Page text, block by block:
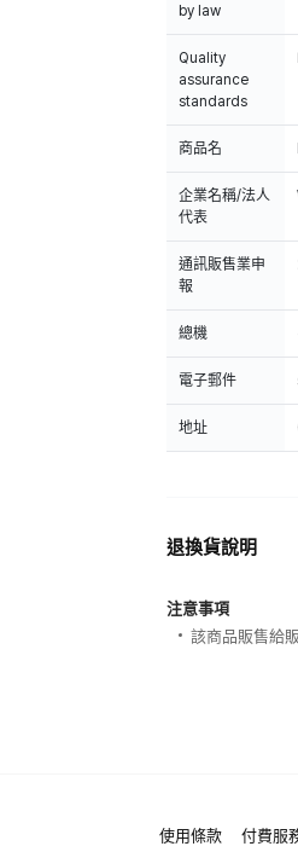
by law
Quality
assurance
standards
商品名
企業名稱/法人
代表
通訊販售業申
報
總機
電子郵件
地址
退換貨說明
注意事項
該商品販售給
使用條款 付費服